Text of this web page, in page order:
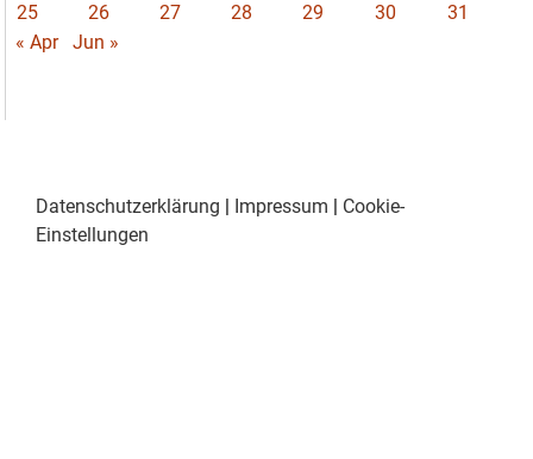
25
26 27 28 29 30
31
« Apr
Jun »
Datenschutzerklärung Impressum
Cookie-
Einstellungen